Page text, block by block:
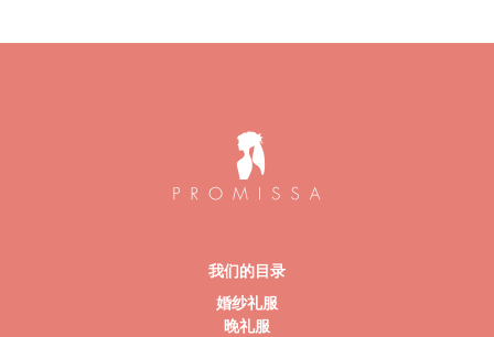
我们的目录
婚纱礼服
晚礼服